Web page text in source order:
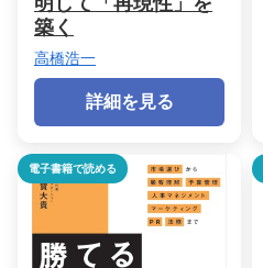
築く
高橋浩一
詳細を見る
電子書籍で読める